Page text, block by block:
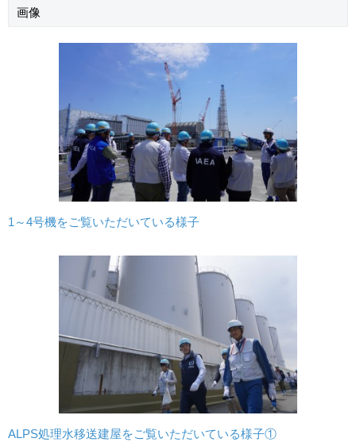
画像
1～4号機をご覧いただいている様子
ALPS処理水移送建屋をご覧いただいている様子①